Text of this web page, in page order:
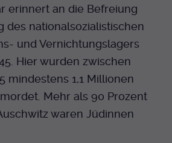
erinnert an die Befreiung
des nationalsozialistischen
und Vernichtungslagers
Hier wurden zwischen
mindestens 1,1 Millionen
Mehr als 90 Prozent
waren Jüdinnen